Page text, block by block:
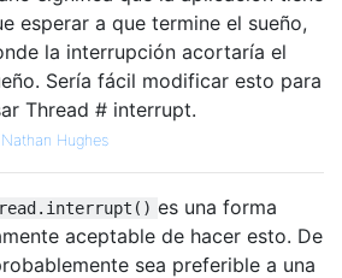
esperar a que termine el sueño,
la interrupción acortaría el
Sería fácil modificar esto para
Thread # interrupt.
Nathan Hughes
es una forma
aceptable de hacer esto. De
sea preferible a una